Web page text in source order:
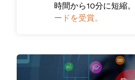
時間から10分に短縮。
ードを受賞。